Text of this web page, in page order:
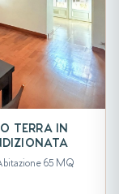
TERRA IN
65 MQ